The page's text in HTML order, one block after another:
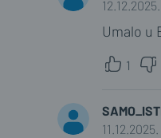
12.12.2025.
Umalo u
1